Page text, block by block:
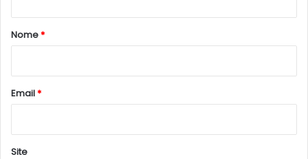
r
*
Nome*
Email*
Site